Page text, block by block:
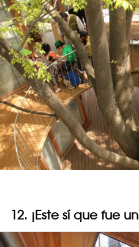
12. ¡Este sí que fue